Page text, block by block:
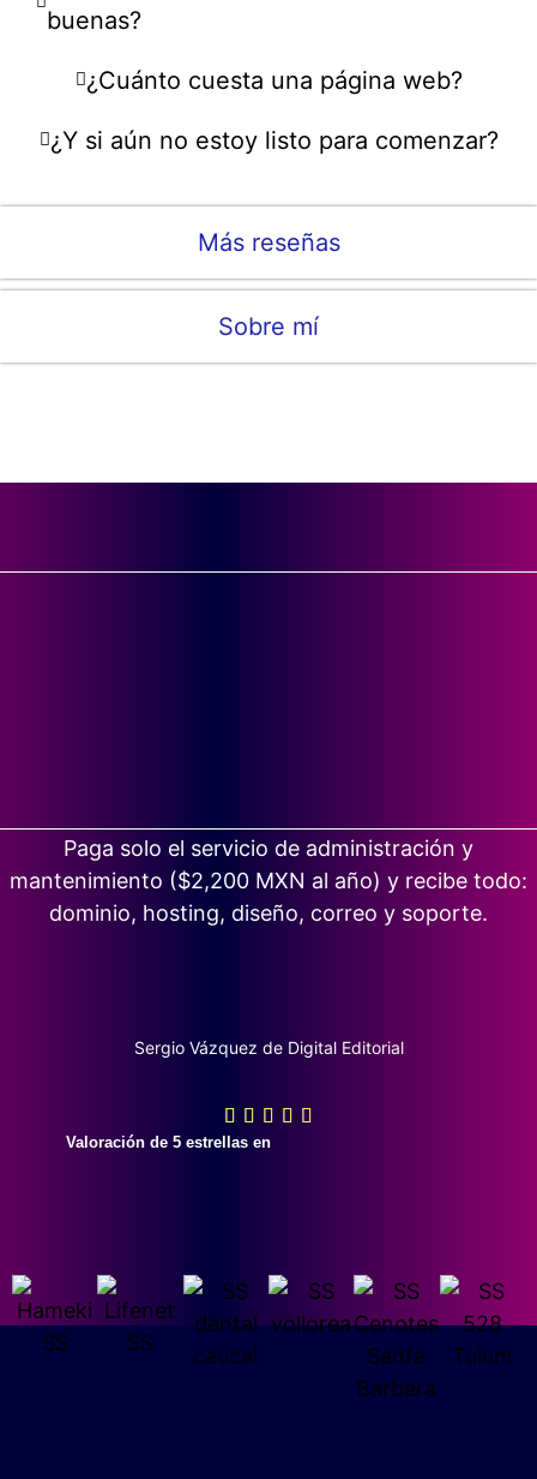
Más reseñas
Sobre mí
buenas?
¿Cuánto cuesta una página web?
¿Y si aún no estoy listo para comenzar?
Paga solo el servicio de administración y
mantenimiento ($2,200 MXN al año) y recibe todo:
dominio, hosting, diseño, correo y soporte.
Sergio Vázquez de Digital Editorial
Valoración de 5 estrellas en